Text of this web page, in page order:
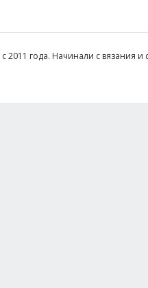
2011 года. Начинали с вязания